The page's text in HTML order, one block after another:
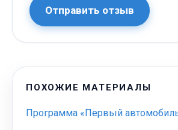
Отправить отзыв
ПОХОЖИЕ МАТЕРИАЛЫ
Программа «Первый